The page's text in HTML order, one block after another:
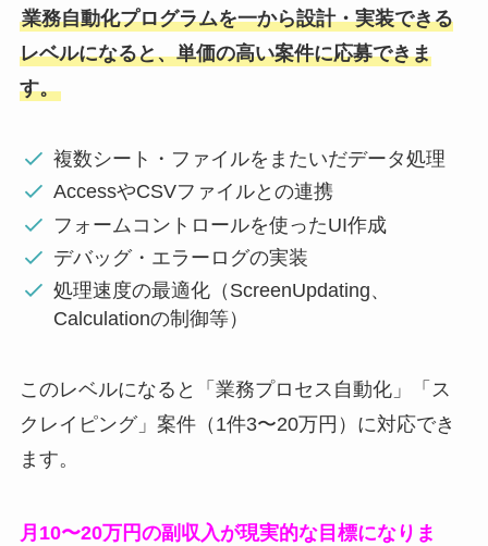
業務自動化プログラムを一から設計・実装できる
レベルになると、単価の高い案件に応募できま
す。
複数シート・ファイルをまたいだデータ処理
AccessやCSVファイルとの連携
フォームコントロールを使ったUI作成
デバッグ・エラーログの実装
処理速度の最適化（ScreenUpdating、
Calculationの制御等）
このレベルになると「業務プロセス自動化」「ス
クレイピング」案件（1件3〜20万円）に対応でき
ます。
月10〜20万円の副収入が現実的な目標になりま